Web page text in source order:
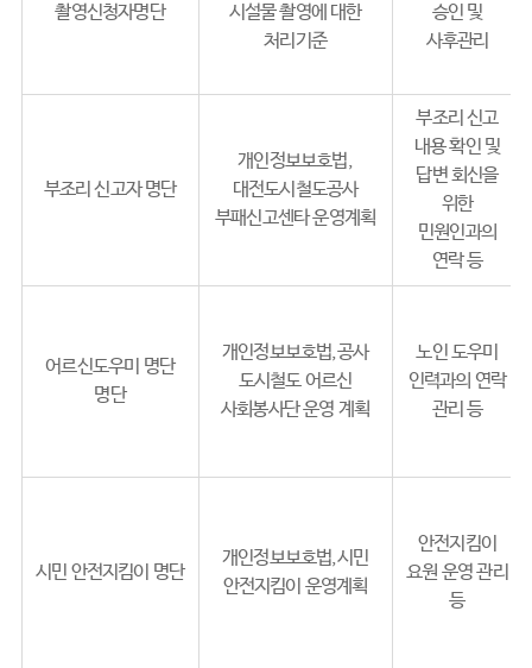
촬영신청자명단
시설물 촬영에 대한
처리기준
승인 및
사후관리
부조리 신고자 명단
개인정보보호법,
대전도시철도공사
부패신고센타 운영계획
부조리 신고
내용 확인 및
답변 회신을
위한
민원인과의
연락 등
어르신도우미 명단
명단
개인정보보호법,공사
도시철도 어르신
사회봉사단 운영 계획
노인 도우미
인력과의 연락
관리 등
시민 안전지킴이 명단
개인정보보호법,시민
안전지킴이 운영계획
안전지킴이
요원 운영 관리
등